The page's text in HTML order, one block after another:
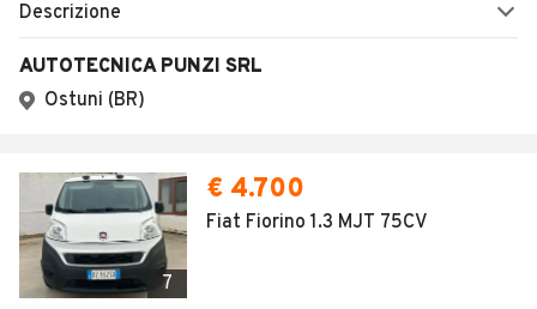
Descrizione
AUTOTECNICA PUNZI SRL
Ostuni (BR)
7
€ 4.700
Fiat Fiorino 1.3 MJT 75CV